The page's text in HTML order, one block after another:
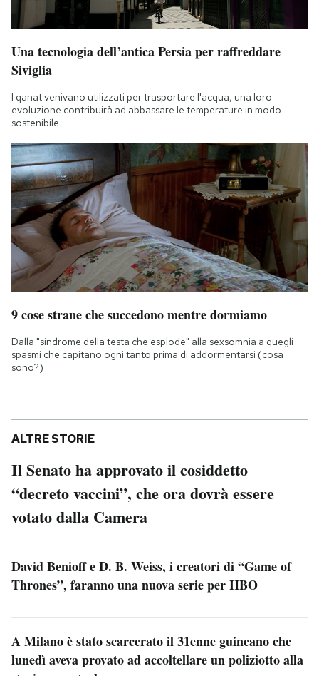
Una tecnologia dell’antica Persia per raffreddare
Siviglia
I qanat venivano utilizzati per trasportare l'acqua, una loro
evoluzione contribuirà ad abbassare le temperature in modo
sostenibile
9 cose strane che succedono mentre dormiamo
Dalla "sindrome della testa che esplode" alla sexsomnia a quegli
spasmi che capitano ogni tanto prima di addormentarsi (cosa
sono?)
ALTRE STORIE
Il Senato ha approvato il cosiddetto
“decreto vaccini”, che ora dovrà essere
votato dalla Camera
David Benioff e D. B. Weiss, i creatori di “Game of
Thrones”, faranno una nuova serie per HBO
A Milano è stato scarcerato il 31enne guineano che
lunedì aveva provato ad accoltellare un poliziotto alla